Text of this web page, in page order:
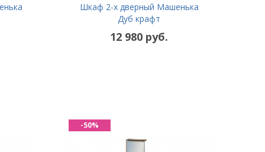
Шкаф 2-х дверный Машенька
Дуб крафт
12 980 руб.
-50%